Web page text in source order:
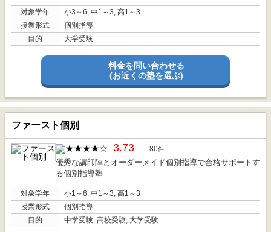
対象学年
小3～6, 中1～3, 高1～3
授業形式
個別指導
目的
大学受験
料金を問い合わせる
(お近くの塾を選ぶ)
ファースト個別
3.73 80件
優秀な講師陣とオーダーメイド個別指導で合格サポートす
る個別指導塾
対象学年
小1～6, 中1～3, 高1～3
授業形式
個別指導
目的
中学受験, 高校受験, 大学受験